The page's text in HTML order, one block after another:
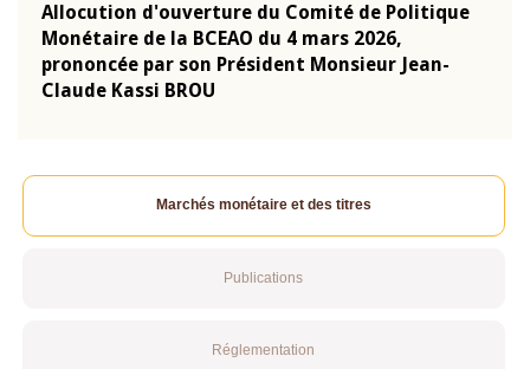
Allocution d'ouverture du Comité de Politique
Monétaire de la BCEAO du 4 mars 2026,
prononcée par son Président Monsieur Jean-
Claude Kassi BROU
Marchés monétaire et des titres
Publications
Réglementation